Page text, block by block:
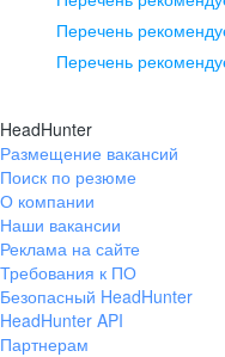
pr@ural.hh.ru
помещение 21
+7 383 207-94-64
pr@nsk.hh.ru
Перечень
Перечень
HeadHunter
Размещение вакансий
Поиск по резюме
О компании
Наши вакансии
Реклама на сайте
Требования к ПО
Безопасный HeadHunter
HeadHunter API
Партнерам